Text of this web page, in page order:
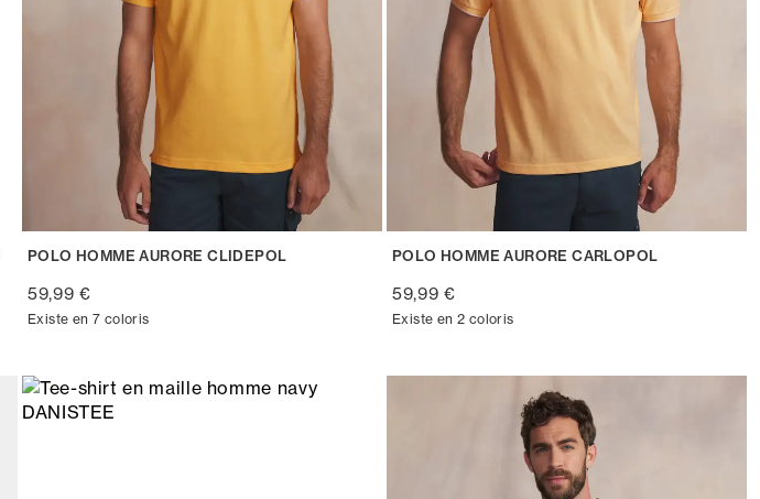
POLO HOMME AURORE CLIDEPOL
59,99 €
Existe en 7 coloris
POLO HOMME AURORE CARLOPOL
59,99 €
Existe en 2 coloris